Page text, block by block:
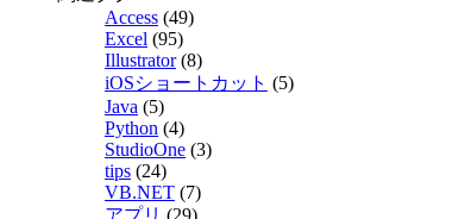
Access (49)
Excel (95)
Illustrator(8)
iOSショートカット (5)
Java (5)
Python (4)
StudioOne (3)
tips (24)
VB.NET (7)
アプリ (29)